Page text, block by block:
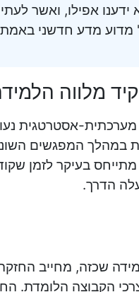
ידענו אפילו, ואשר
מדע חדשני
מלווה
אסטרטגית
המפגשים
בעיקר לזמן
הדרך.
שכזה, מחייב
הקבוצה הלומדת.